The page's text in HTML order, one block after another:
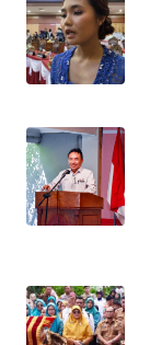
WN
GORONTALO
WN
SULUT
WN
MALUKU
WN
MALUT